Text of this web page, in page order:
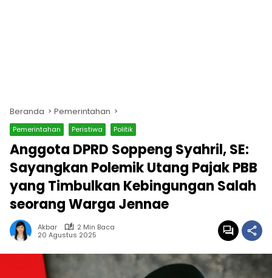
Beranda Pemerintahan
Pemerintahan Peristiwa Politik
Anggota DPRD Soppeng Syahril, SE:
Sayangkan Polemik Utang Pajak PBB
yang Timbulkan Kebingungan Salah
seorang Warga Jennae
Akbar
2 Min Baca
20 Agustus 2025